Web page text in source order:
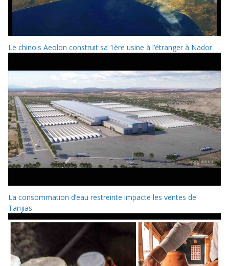
Le chinois Aeolon construit sa 1ère usine à l’étranger à Nador
La consommation d’eau restreinte impacte les ventes de
Tanjias